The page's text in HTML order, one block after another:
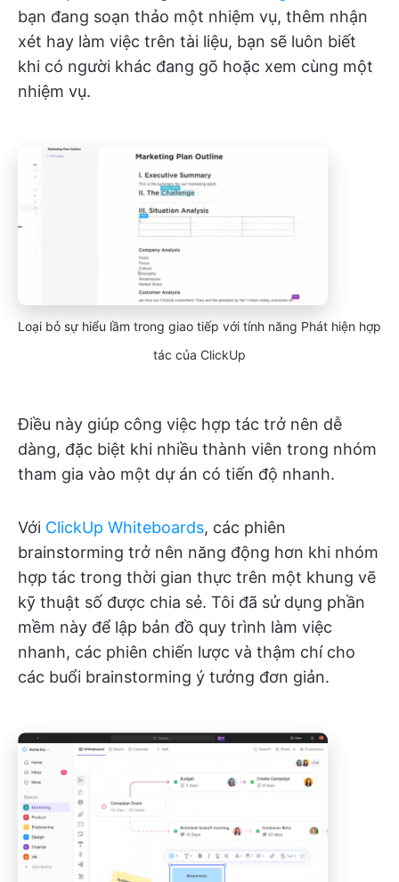
bạn đang soạn thảo một nhiệm vụ, thêm nhận
xét hay làm việc trên tài liệu, bạn sẽ luôn biết
khi có người khác đang gõ hoặc xem cùng một
nhiệm vụ.
Loại bỏ sự hiểu lầm trong giao tiếp với tính năng Phát hiện hợp
tác của ClickUp
Điều này giúp công việc hợp tác trở nên dễ
dàng, đặc biệt khi nhiều thành viên trong nhóm
tham gia vào một dự án có tiến độ nhanh.
Với ClickUp Whiteboards, các phiên
brainstorming trở nên năng động hơn khi nhóm
hợp tác trong thời gian thực trên một khung vẽ
kỹ thuật số được chia sẻ. Tôi đã sử dụng phần
mềm này để lập bản đồ quy trình làm việc
nhanh, các phiên chiến lược và thậm chí cho
các buổi brainstorming ý tưởng đơn giản.